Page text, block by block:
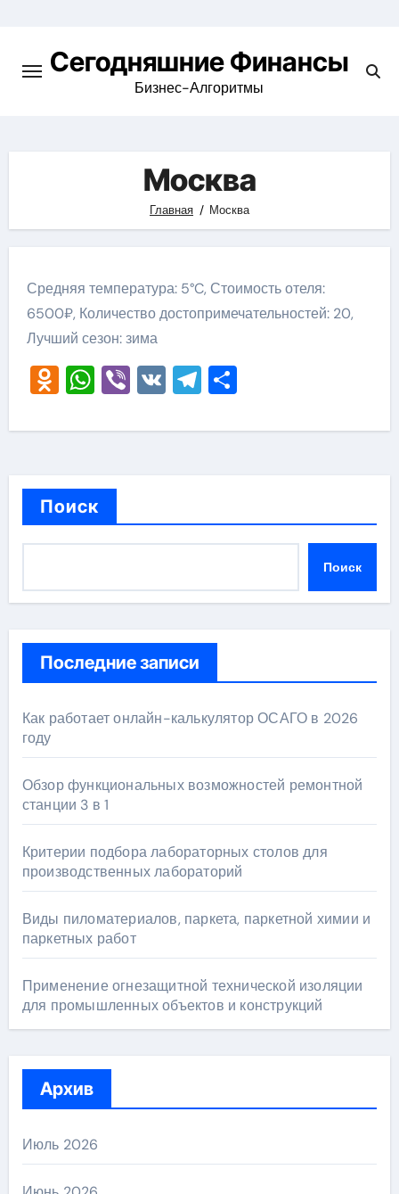
содержимомуСегодняшние Финансы
Бизнес-Алгоритмы
Москва
Главная Москва
Средняя температура: 5°C, Стоимость отеля:
6500₽, Количество достопримечательностей: 20,
Лучший сезон: зима
Odnoklassniki
WhatsApp
Viber
VKTelegram
Отправить
Поиск
Поиск
Последние записи
Как работает онлайн-калькулятор ОСАГО в 2026
году
Обзор функциональных возможностей ремонтной
станции 3 в 1
Критерии подбора лабораторных столов для
производственных лабораторий
Виды пиломатериалов, паркета, паркетной химии и
паркетных работ
Применение огнезащитной технической изоляции
для промышленных объектов и конструкций
Архив
Июль 2026